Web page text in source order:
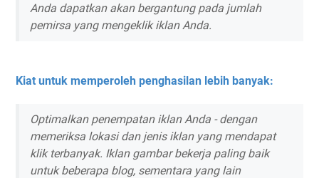
Anda dapatkan akan bergantung pada jumlah
pemirsa yang mengeklik iklan Anda.
Kiat untuk memperoleh penghasilan lebih banyak:
Optimalkan penempatan iklan Anda - dengan
memeriksa lokasi dan jenis iklan yang mendapat
klik terbanyak. Iklan gambar bekerja paling baik
untuk beberapa blog, sementara yang lain